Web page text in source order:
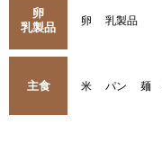
卵
乳製品
卵 乳製品
主食 米 パン 麺